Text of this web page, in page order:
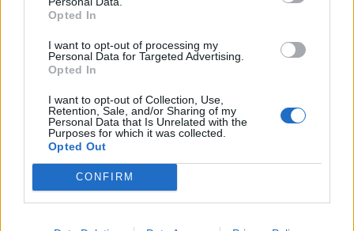
Opted In
I want to opt-out of processing my
Personal Data for Targeted Advertising.
Opted In
I want to opt-out of Collection, Use,
Retention, Sale, and/or Sharing of my
Personal Data that Is Unrelated with the
Purposes for which it was collected.
Opted Out
CONFIRM